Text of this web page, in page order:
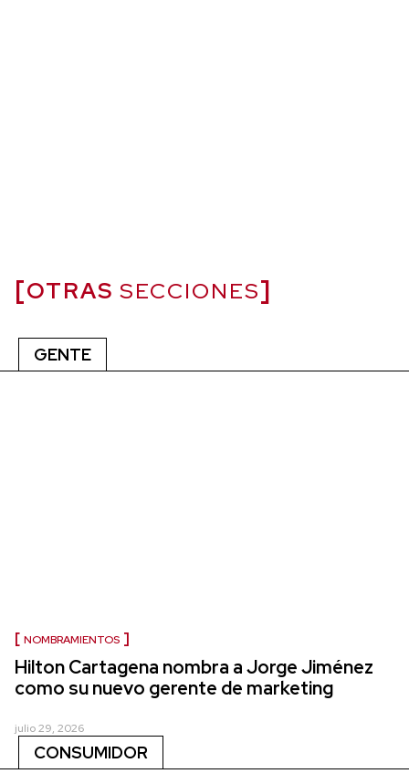
OTRAS SECCIONES
GENTE
NOMBRAMIENTOS
Hilton Cartagena nombra a Jorge Jiménez
como su nuevo gerente de marketing
julio 29, 2026
CONSUMIDOR